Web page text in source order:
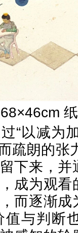
纸
以减为加
疏朗的张
下来，
成为观
而逐渐
与判断